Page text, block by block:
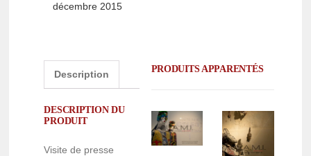
décembre 2015
Description
DESCRIPTION DU
PRODUIT
Visite de presse
PRODUITS APPARENTÉS